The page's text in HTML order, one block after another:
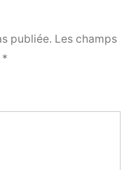
publiée. Les champs
*